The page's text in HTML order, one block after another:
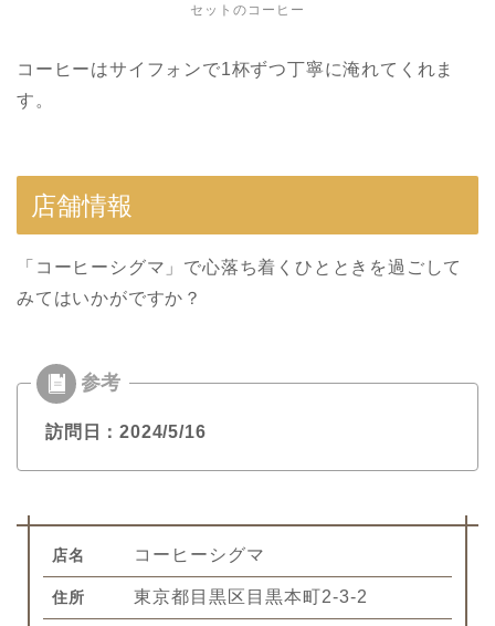
セットのコーヒー
コーヒーはサイフォンで1杯ずつ丁寧に淹れてくれま
す。
店舗情報
「コーヒーシグマ」で心落ち着くひとときを過ごして
みてはいかがですか？
訪問日：2024/5/16
店名 コーヒーシグマ
住所 東京都目黒区目黒本町2-3-2